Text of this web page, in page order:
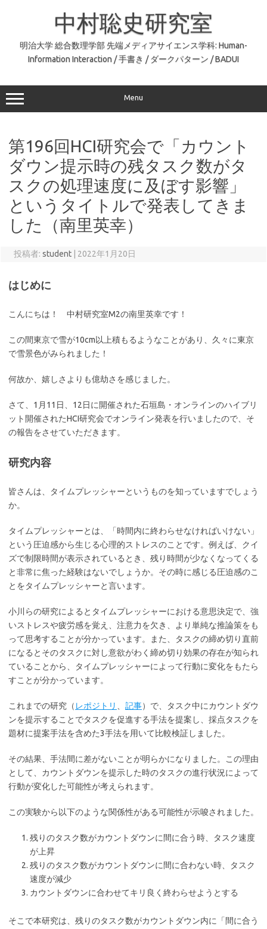
中村聡史研究室
明治大学 総合数理学部 先端メディアサイエンス学科: Human-
Information Interaction / 手書き / ダークパターン / BADUI
Menu
第196回HCI研究会で「カウント
ダウン提示時の残タスク数がタ
スクの処理速度に及ぼす影響」
というタイトルで発表してきま
した（南里英幸）
投稿者: student 2022年1月20日
はじめに
こんにちは！ 中村研究室M2の南里英幸です！
この間東京で雪が10cm以上積もるようなことがあり、久々に東京
で雪景色がみられました！
何故か、嬉しさよりも億劫さを感じました。
さて、1月11日、12日に開催された石垣島・オンラインのハイブリ
ット開催されたHCI研究会でオンライン発表を行いましたので、そ
の報告をさせていただきます。
研究内容
皆さんは、タイムプレッシャーというものを知っていますでしょう
か。
タイムプレッシャーとは、「時間内に終わらせなければいけない」
という圧迫感から生じる心理的ストレスのことです。例えば、クイ
ズで制限時間が表示されているとき、残り時間が少なくなってくる
と非常に焦った経験はないでしょうか。その時に感じる圧迫感のこ
とをタイムプレッシャーと言います。
小川らの研究によるとタイムプレッシャーにおける意思決定で、強
いストレスや疲労感を覚え、注意力を欠き、より単純な推論策をも
って思考することが分かっています。また、タスクの締め切り直前
になるとそのタスクに対し意欲がわく締め切り効果の存在が知られ
ていることから、タイムプレッシャーによって行動に変化をもたら
すことが分かっています。
これまでの研究（ レポジトリ 記事）で、タスク中にカウントダウ
ンを提示することでタスクを促進する手法を提案し、採点タスクを
題材に提案手法を含めた3手法を用いて比較検証しました。
その結果、手法間に差がないことが明らかになりました。この理由
として、カウントダウンを提示した時のタスクの進行状況によって
行動が変化した可能性が考えられます。
この実験から以下のような関係性がある可能性が示唆されました。
残りのタスク数がカウントダウンに間に合う時、タスク速度
が上昇
残りのタスク数がカウントダウンに間に合わない時、タスク
速度が減少
カウントダウンに合わせてキリ良く終わらせようとする
そこで本研究は、残りのタスク数がカウントダウン内に「間に合う